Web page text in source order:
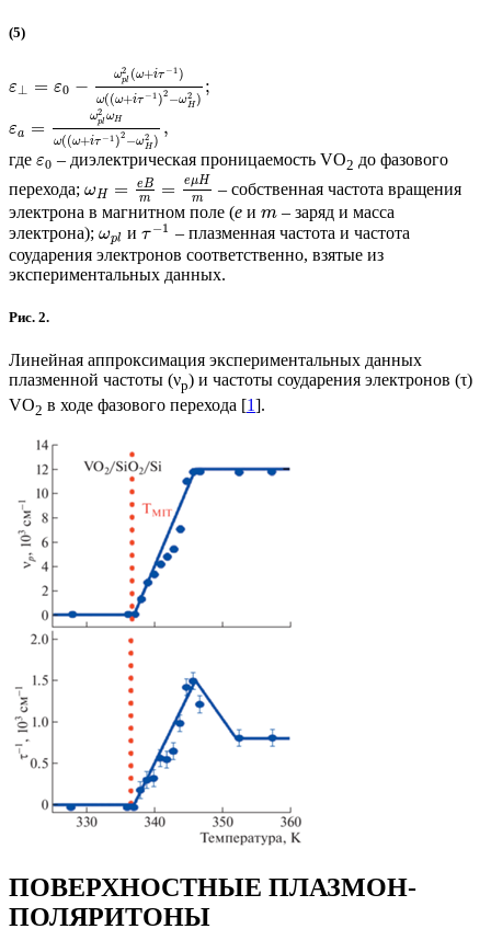
(5)
ε⊥ = ε0 −
ω2
pl (ω+iτ −1 )
ω((ω+iτ −1)2 −ω2
H)
;
εa =
ω2
pl ωH
ω((ω+iτ −1 )2 −ω2
H)
,
где ε0 – диэлектрическая проницаемость VO2 до фазового
перехода; ωH = eB
m
= eμH
m
– собственная частота вращения
электрона в магнитном поле (e и m – заряд и масса
электрона); ωpl и τ −1 – плазменная частота и частота
соударения электронов соответственно, взятые из
экспериментальных данных.
Рис. 2.
Линейная аппроксимация экспериментальных данных
плазменной частоты (νp) и частоты соударения электронов (τ)
VO2 в ходе фазового перехода [1].
ПОВЕРХНОСТНЫЕ ПЛАЗМОН-
ПОЛЯРИТОНЫ